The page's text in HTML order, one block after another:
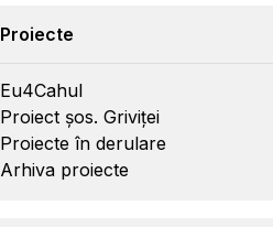
Proiecte
Eu4Cahul
Proiect șos. Griviței
Proiecte în derulare
Arhiva proiecte